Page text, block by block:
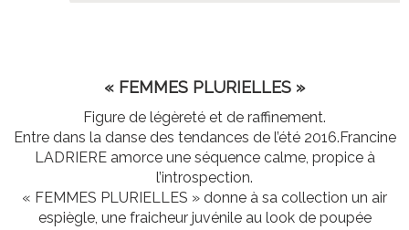
« FEMMES PLURIELLES »
Figure de légèreté et de raffinement.
Entre dans la danse des tendances de l’été 2016.Francine
LADRIERE amorce une séquence calme, propice à
l’introspection.
« FEMMES PLURIELLES » donne à sa collection un air
espiègle, une fraicheur juvénile au look de poupée